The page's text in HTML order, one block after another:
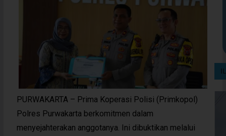
PURWAKARTA – Prima Koperasi Polisi (Primkopol)
Polres Purwakarta berkomitmen dalam
menyejahterakan anggotanya. Ini dibuktikan melalui